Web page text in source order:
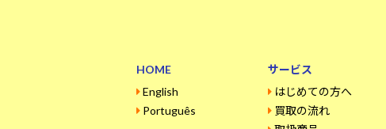
HOME
English
Português
サービス
はじめての方へ
買取の流れ